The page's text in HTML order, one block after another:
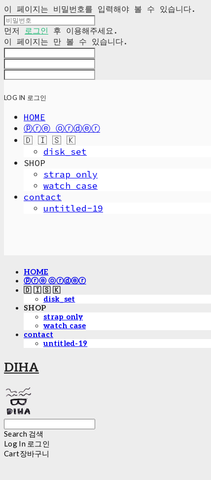
이 페이지는 비밀번호를 입력해야 볼 수 있습니다.
먼저 로그인 후 이용해주세요.
이 페이지는 만 볼 수 있습니다.
LOG IN 로그인
HOME
ⓟⓡⓔ ⓞⓡⓓⓔⓡ
🇩 🇮 🇸 🇰
disk_set
SHOP
strap only
watch case
contact
untitled-19
HOME
ⓟⓡⓔ ⓞⓡⓓⓔⓡ
🇩 🇮 🇸 🇰
disk_set
SHOP
strap only
watch case
contact
untitled-19
DIHA
Search 검색
Log In 로그인
Cart장바구니